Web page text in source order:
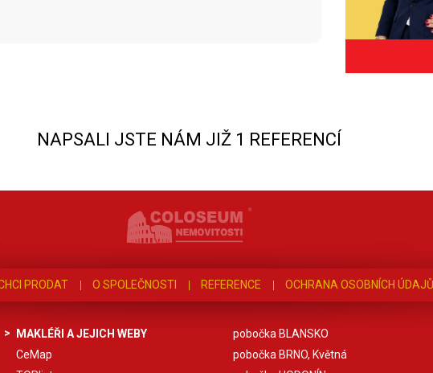
NAPSALI JSTE NÁM JIŽ 1 REFERENCÍ
PRODAT O SPOLEČNOSTI REFERENCE OCHRANA OSOBNÍCH
MAKLÉŘI A JEJICH WEBY
CeMap
pobočka BLANSKO
pobočka BRNO, Květná